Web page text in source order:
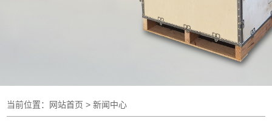
当前位置： 网站首页 > 新闻中心